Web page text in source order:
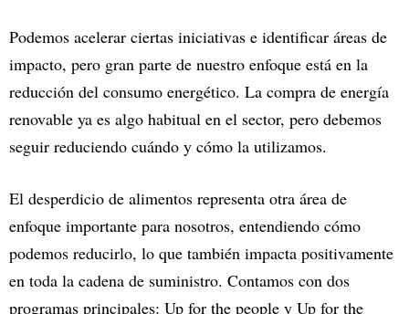
Podemos acelerar ciertas iniciativas e identificar áreas de
impacto, pero gran parte de nuestro enfoque está en la
reducción del consumo energético. La compra de energía
renovable ya es algo habitual en el sector, pero debemos
seguir reduciendo cuándo y cómo la utilizamos.
El desperdicio de alimentos representa otra área de
enfoque importante para nosotros, entendiendo cómo
podemos reducirlo, lo que también impacta positivamente
en toda la cadena de suministro. Contamos con dos
programas principales: Up for the people y Up for the